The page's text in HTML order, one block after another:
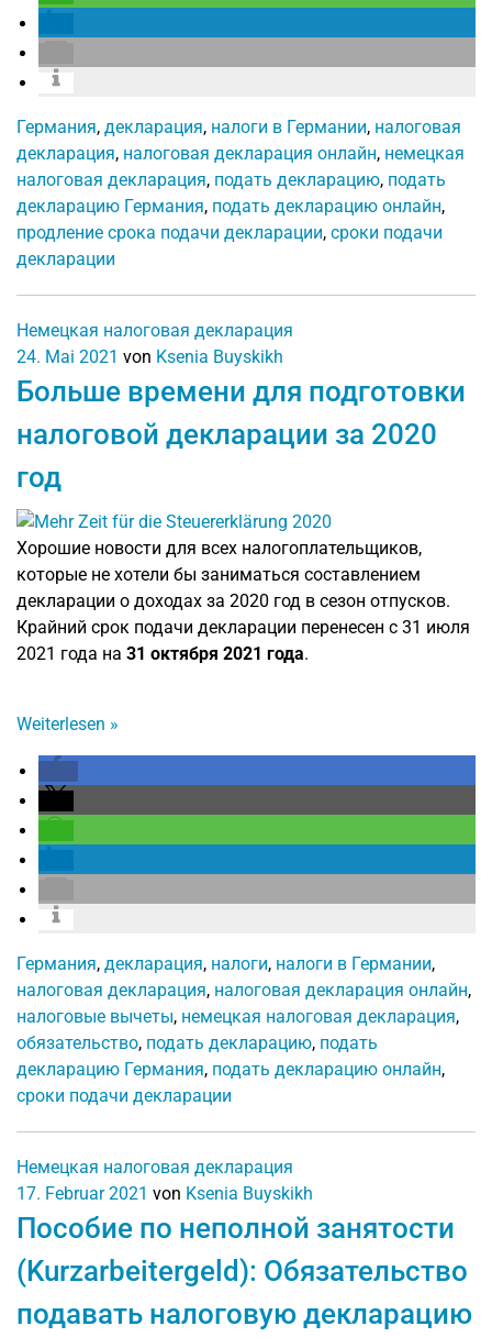
Германия, декларация, налоги в Германии, налоговая
декларация, налоговая декларация онлайн, немецкая
налоговая декларация, подать декларацию, подать
декларацию Германия, подать декларацию онлайн,
продление срока подачи декларации, сроки подачи
декларации
Немецкая налоговая декларация
24. Mai 2021 von Ksenia Buyskikh
Больше времени для подготовки
налоговой декларации за 2020
год
Хорошие новости для всех налогоплательщиков,
которые не хотели бы заниматься составлением
декларации о доходах за 2020 год в сезон отпусков.
Крайний срок подачи декларации перенесен с 31 июля
2021 года на 31 октября 2021 года.
Weiterlesen »
Германия, декларация, налоги, налоги в Германии,
налоговая декларация, налоговая декларация онлайн,
налоговые вычеты, немецкая налоговая декларация,
обязательство, подать декларацию, подать
декларацию Германия, подать декларацию онлайн,
сроки подачи декларации
Немецкая налоговая декларация
17. Februar 2021 von Ksenia Buyskikh
Пособие по неполной занятости
(Kurzarbeitergeld): Обязательство
подавать налоговую декларацию